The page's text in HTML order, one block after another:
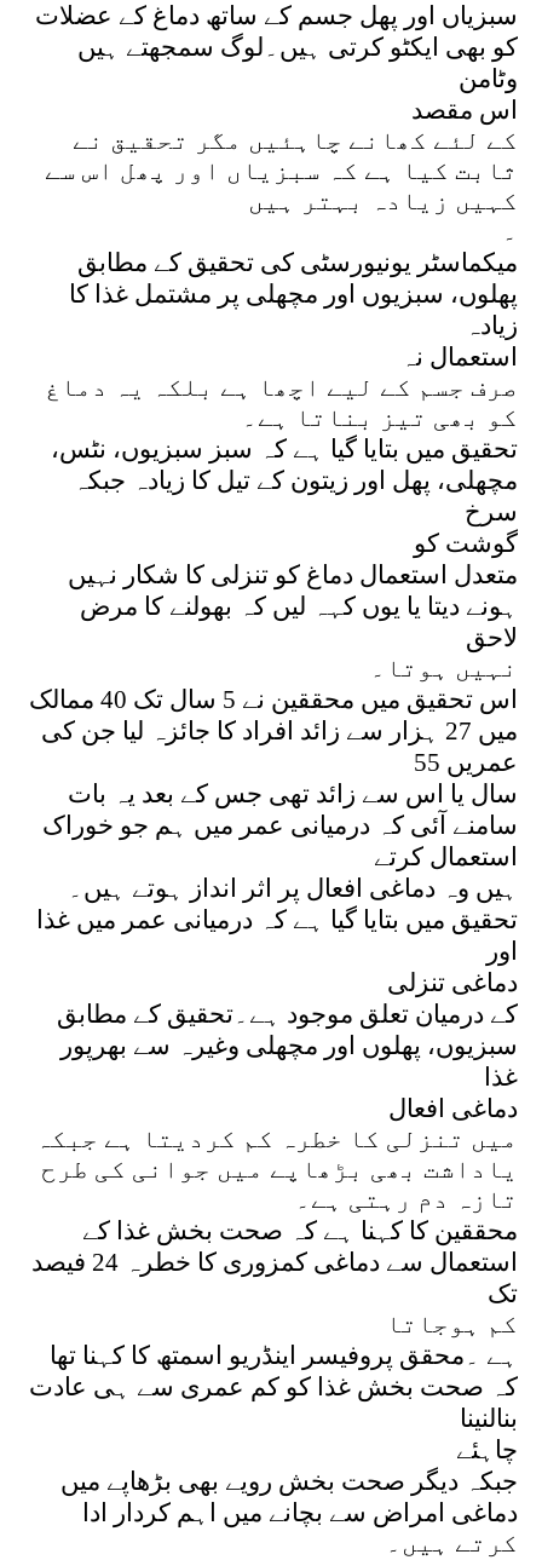
سبزیاں اور پھل جسم کے ساتھ دماغ کے عضلات
کو بھی ایکٹو کرتی ہیں۔لوگ سمجھتے ہیں
وٹامن
اس مقصد
کے لئے کھانے چاہئیں مگر تحقیق نے
ثابت کیا ہے کہ سبزیاں اور پھل اس سے
کہیں زیادہ بہتر ہیں
۔
میکماسٹر یونیورسٹی کی تحقیق کے مطابق
پھلوں، سبزیوں اور مچھلی پر مشتمل غذا کا
زیادہ
استعمال نہ
صرف جسم کے لیے اچھا ہے بلکہ یہ دماغ
کو بھی تیز بناتا ہے۔
تحقیق میں بتایا گیا ہے کہ سبز سبزیوں، نٹس،
مچھلی، پھل اور زیتون کے تیل کا زیادہ جبکہ
سرخ
گوشت کو
متعدل استعمال دماغ کو تنزلی کا شکار نہیں
ہونے دیتا یا یوں کہہ لیں کہ بھولنے کا مرض
لاحق
نہیں ہوتا۔
اس تحقیق میں محققین نے 5 سال تک 40 ممالک
میں 27 ہزار سے زائد افراد کا جائزہ لیا جن کی
عمریں 55
سال یا اس سے زائد تھی جس کے بعد یہ بات
سامنے آئی کہ درمیانی عمر میں ہم جو خوراک
استعمال کرتے
ہیں وہ دماغی افعال پر اثر انداز ہوتے ہیں۔
تحقیق میں بتایا گیا ہے کہ درمیانی عمر میں غذا
اور
دماغی تنزلی
کے درمیان تعلق موجود ہے۔تحقیق کے مطابق
سبزیوں، پھلوں اور مچھلی وغیرہ سے بھرپور
غذا
دماغی افعال
میں تنزلی کا خطرہ کم کردیتا ہے جبکہ
یاداشت بھی بڑھاپے میں جوانی کی طرح
تازہ دم رہتی ہے۔
محققین کا کہنا ہے کہ صحت بخش غذا کے
استعمال سے دماغی کمزوری کا خطرہ 24 فیصد
تک
کم ہوجاتا
ہے ۔محقق پروفیسر اینڈریو اسمتھ کا کہنا تھا
کہ صحت بخش غذا کو کم عمری سے ہی عادت
بنالنینا
چاہئے
جبکہ دیگر صحت بخش رویے بھی بڑھاپے میں
دماغی امراض سے بچانے میں اہم کردار ادا
کرتے ہیں۔